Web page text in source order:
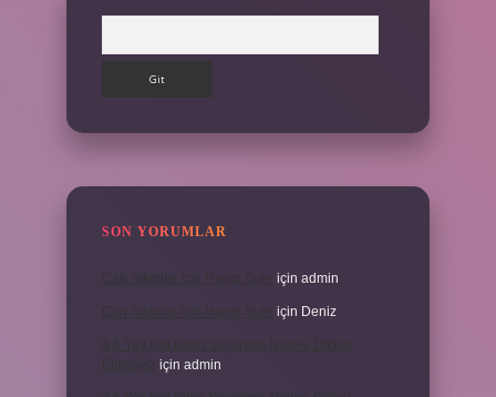
SON YORUMLAR
için admin
için Deniz
için admin